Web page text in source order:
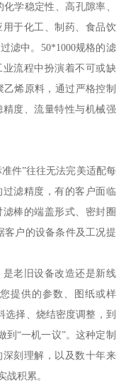
学稳定性、高孔隙率、
于化工、制药、食品饮
滤中。50*1000规格的滤
流程中扮演着不可或缺
烯原料，通过严格控制
度、流量特性与机械强
件”往往无法完美适配每
滤精度，有的客户面临
棒的端盖形式、密封圈
客户的设备条件及工况提
老旧设备改造还是新线
提供的参数、图纸或样
选择、烧结密度调整，到
到“一机一议”。这种定制
刻理解，以及数十年来
战积累。